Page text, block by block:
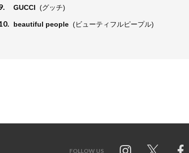
GUCCI (グッチ)
beautiful people (ビューティフルピープル)
FOLLOW US